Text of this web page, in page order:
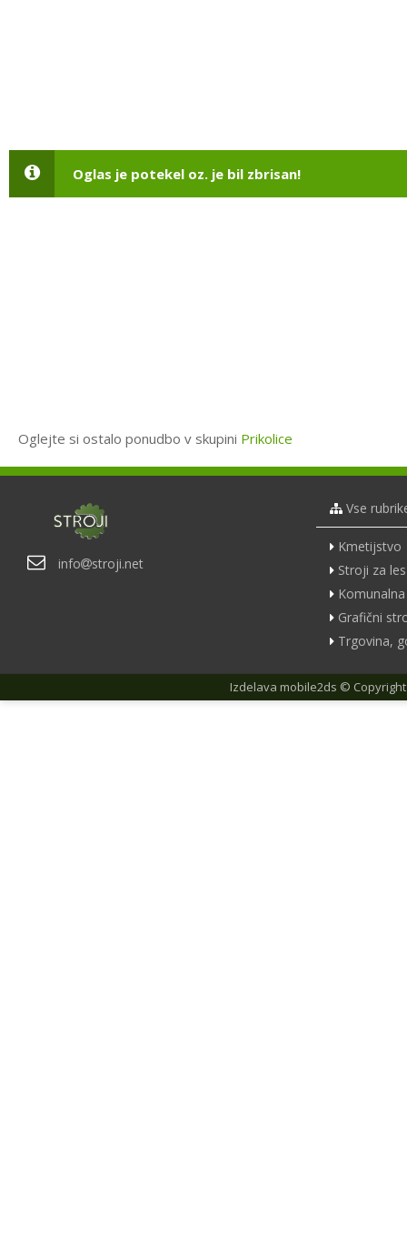
Oglas je potekel oz. je bil zbrisan!
Oglejte si ostalo ponudbo v skupini Prikolice
info stroji.net
Vse
Kmetijstvo
Stroji za les
Grafični
Trgovina,
Izdelava mobile2ds ©